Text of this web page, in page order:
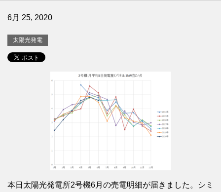
6月 25, 2020
太陽光発電
本日太陽光発電所2号機6月の売電明細が届きました。シミ